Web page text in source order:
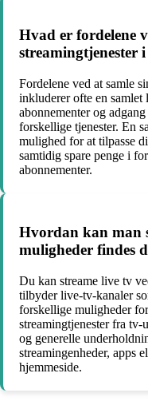
Hvad er fordelene
streamingtjenester
Fordelene ved at samle
inkluderer ofte en samlet
abonnementer og
forskellige tjenester. En
mulighed for at tilpasse
samtidig spare penge i
abonnementer.
Hvordan kan man
muligheder findes
Du kan streame live tv
tilbyder live-tv-kanaler
forskellige muligheder
streamingtjenester fra tv-
og generelle
streamingenheder, apps
hjemmeside.